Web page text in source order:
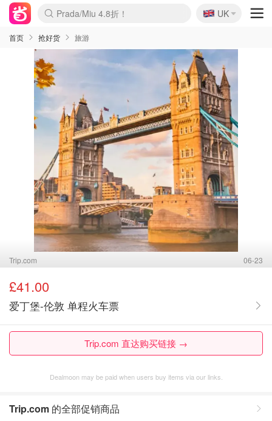
麦卢卡蜂蜜夏促！个位数！
Prada/Miu 4.8折！
啥？必胜客披萨5折！
🇬🇧
UK
首页 抢好货 旅游
Trip.com 06-23
£41.00
爱丁堡-伦敦 单程火车票
Trip.com 直达购买链接 →
Dealmoon may be paid when users buy items via our links.
Trip.com 的全部促销商品